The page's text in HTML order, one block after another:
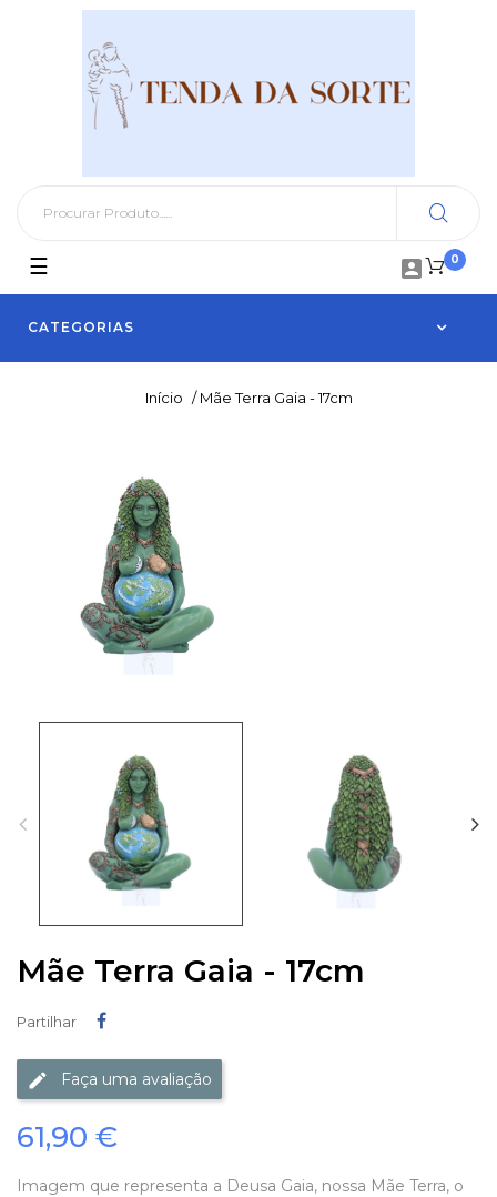
0

CATEGORIAS
Toggle
navigation
☰
Início / Mãe Terra Gaia - 17cm
Mãe Terra Gaia - 17cm
Partilhar
Faça uma avaliação
61,90 €
Imagem que representa a Deusa Gaia, nossa Mãe Terra, o